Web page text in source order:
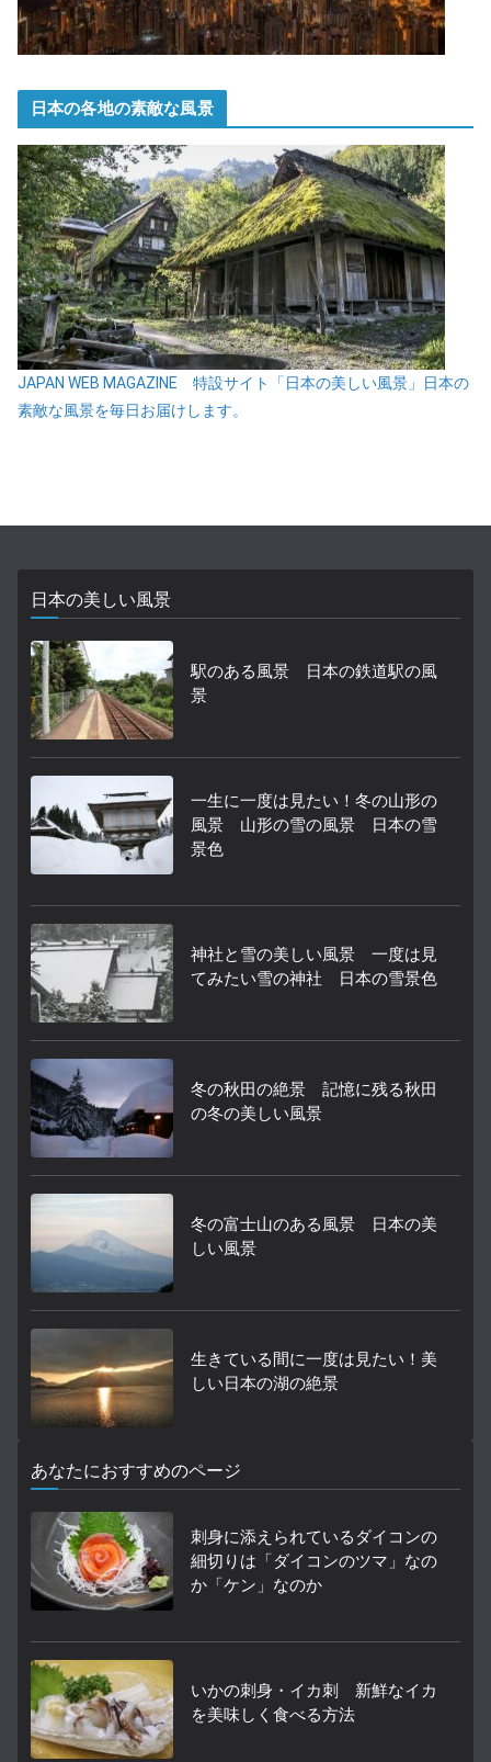
日本の各地の素敵な風景
JAPAN WEB MAGAZINE 特設サイト「日本の美しい風景」日本の
素敵な風景を毎日お届けします。
日本の美しい風景
駅のある風景 日本の鉄道駅の風
景
一生に一度は見たい！冬の山形の
風景 山形の雪の風景 日本の雪
景色
神社と雪の美しい風景 一度は見
てみたい雪の神社 日本の雪景色
冬の秋田の絶景 記憶に残る秋田
の冬の美しい風景
冬の富士山のある風景 日本の美
しい風景
生きている間に一度は見たい！美
しい日本の湖の絶景
あなたにおすすめのページ
刺身に添えられているダイコンの
細切りは「ダイコンのツマ」なの
か「ケン」なのか
いかの刺身・イカ刺 新鮮なイカ
を美味しく食べる方法